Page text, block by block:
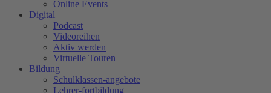
Online Events
Digital
Podcast
Videoreihen
Aktiv werden
Virtuelle Touren
Bildung
Schulklassen-angebote
Lehrer-fortbildung